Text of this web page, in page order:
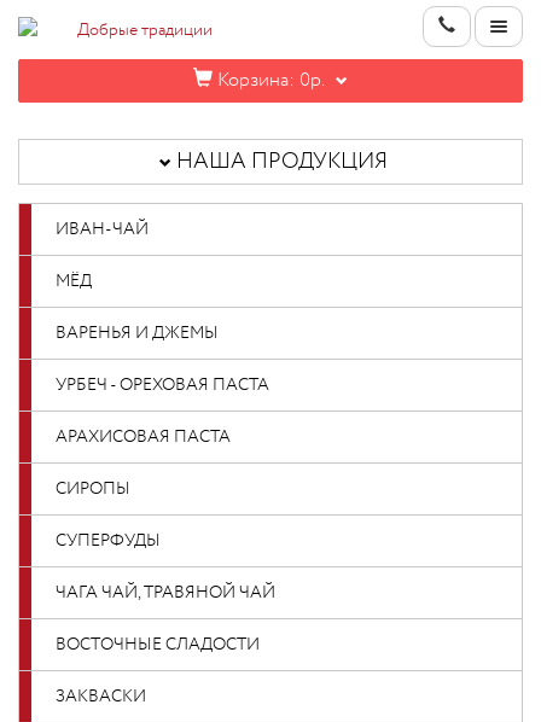
Корзина: 0р.
ИНФОРМАЦИЯ
КОНТАКТЫ
НОВИНКИ
ОПТОВИКАМ
НАША ПРОДУКЦИЯ
ИВАН-ЧАЙ
МЁД
ВАРЕНЬЯ И ДЖЕМЫ
УРБЕЧ - ОРЕХОВАЯ ПАСТА
АРАХИСОВАЯ ПАСТА
СИРОПЫ
СУПЕРФУДЫ
ЧАГА ЧАЙ, ТРАВЯНОЙ ЧАЙ
ВОСТОЧНЫЕ СЛАДОСТИ
ЗАКВАСКИ